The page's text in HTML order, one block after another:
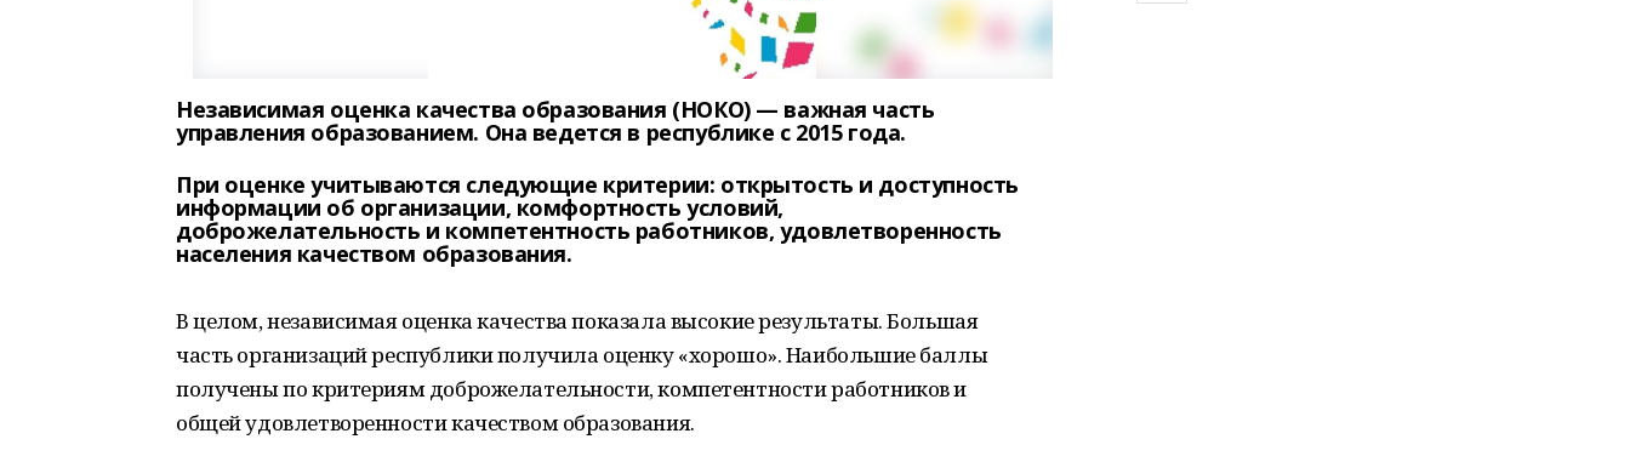
Независимая оценка качества образования (НОКО) — важная часть
управления образованием. Она ведется в республике с 2015 года.
При оценке учитываются следующие критерии: открытость и доступность
информации об организации, комфортность условий,
доброжелательность и компетентность работников, удовлетворенность
населения качеством образования.
В целом, независимая оценка качества показала высокие результаты. Большая
часть организаций республики получила оценку «хорошо». Наибольшие баллы
получены по критериям доброжелательности, компетентности работников и
общей удовлетворенности качеством образования.